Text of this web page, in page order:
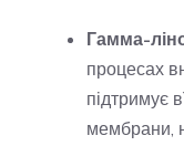
Гамма-
процесах
підтримує
мембрани,